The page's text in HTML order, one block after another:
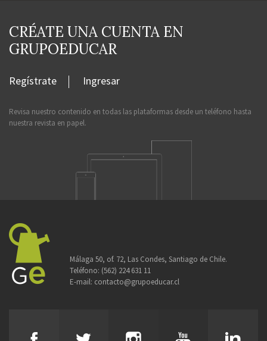
CRÉATE UNA CUENTA EN
GRUPOEDUCAR
Regístrate Ingresar
Revisa nuestro contenido en todas las plataformas desde un teléfono hasta
nuestra revista en papel.
Málaga 50, of. 72, Las Condes, Santiago de Chile.
Teléfono: (562) 224 631 11
E-mail: contacto@grupoeducar.cl